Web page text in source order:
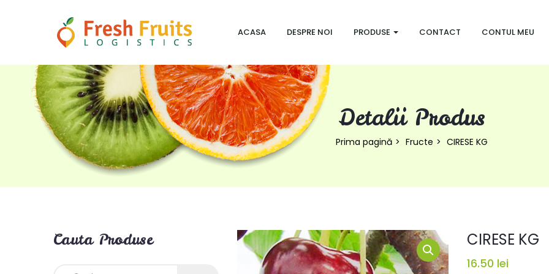
ACASA DESPRE NOI PRODUSE CONTACT CONTUL MEU
Detalii Produs
Prima pagină Fructe CIRESE KG
Cauta Produse CIRESE KG
16.50 lei